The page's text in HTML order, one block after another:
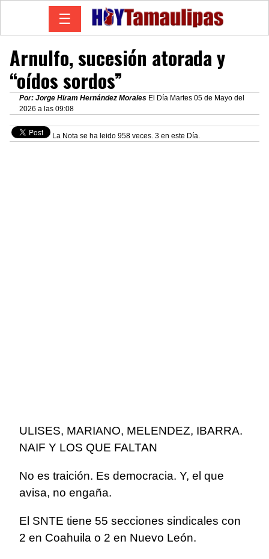
☰
Arnulfo, sucesión atorada y
“oídos sordos”
Por: Jorge Hiram Hernández Morales El Día Martes 05 de Mayo del
2026 a las 09:08
La Nota se ha leido 958 veces. 3 en este Día.
ULISES, MARIANO, MELENDEZ, IBARRA.
NAIF Y LOS QUE FALTAN
No es traición. Es democracia. Y, el que
avisa, no engaña.
El SNTE tiene 55 secciones sindicales con
2 en Coahuila o 2 en Nuevo León.